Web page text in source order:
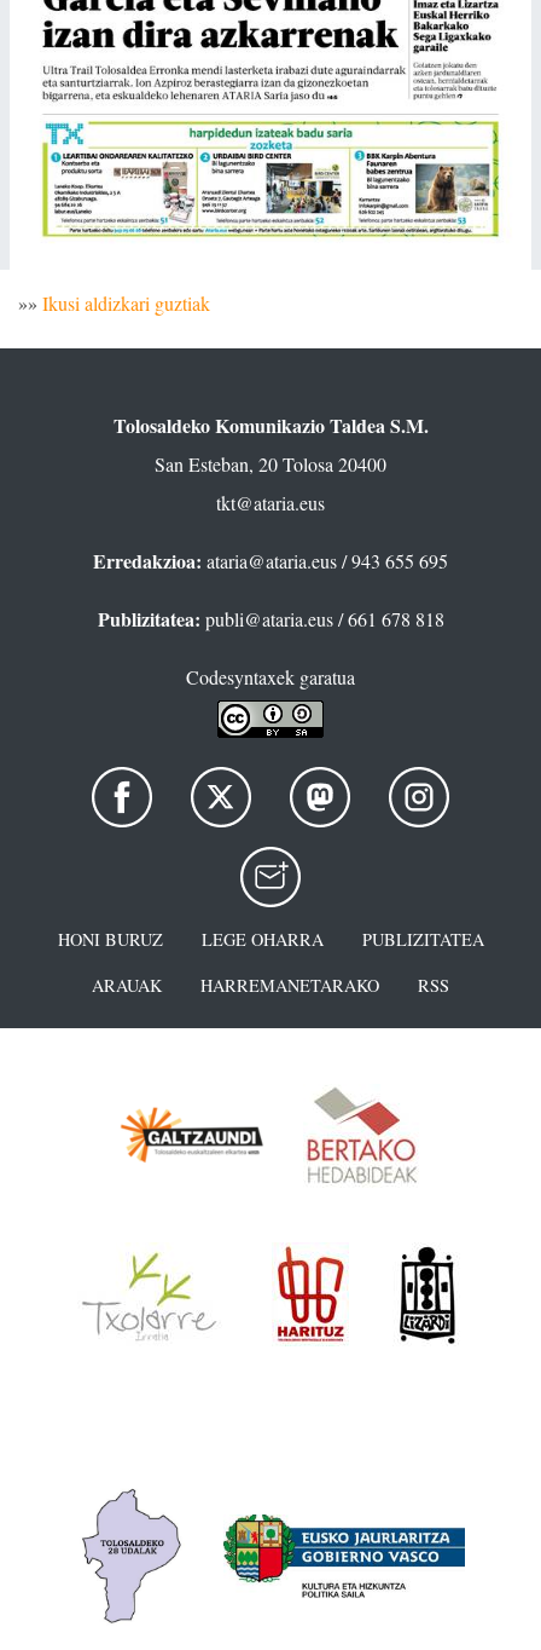
»» Ikusi aldizkari guztiak
Tolosaldeko Komunikazio Taldea S.M.
San Esteban, 20 Tolosa 20400
tkt@ataria.eus
Erredakzioa: ataria@ataria.eus/ 943 655 695
Publizitatea: publi@ataria.eus/ 661 678 818
Codesyntaxek garatua
HONI BURUZ LEGE OHARRA
PUBLIZITATEA
ARAUAK
HARREMANETARAKO RSS